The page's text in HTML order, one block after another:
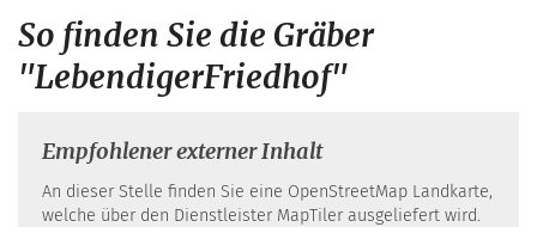
So finden Sie die Gräber
"LebendigerFriedhof"
Empfohlener externer Inhalt
An dieser Stelle finden Sie eine OpenStreetMap Landkarte,
welche über den Dienstleister MapTiler ausgeliefert wird.